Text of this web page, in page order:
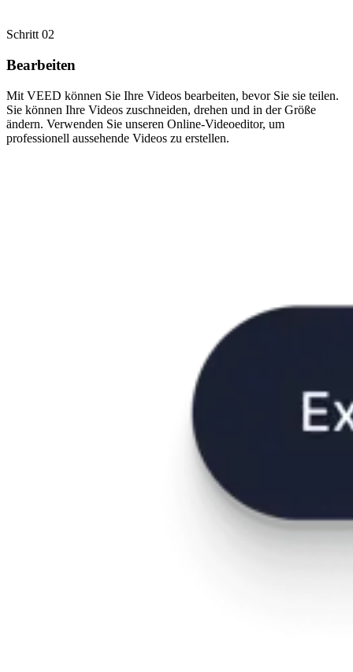
Schritt 02
Bearbeiten
Mit VEED können Sie Ihre Videos bearbeiten, bevor Sie sie teilen.
Sie können Ihre Videos zuschneiden, drehen und in der Größe
ändern. Verwenden Sie unseren Online-Videoeditor, um
professionell aussehende Videos zu erstellen.